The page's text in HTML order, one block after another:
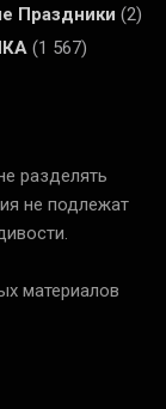
Праздники (2)
(1 567)
разделять
не подлежат
материалов